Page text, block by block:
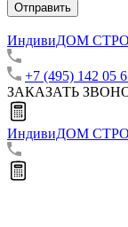
Отправить
ИндивиДОМ
+7 (495) 142 05
ЗАКАЗАТЬ
ИндивиДОМ